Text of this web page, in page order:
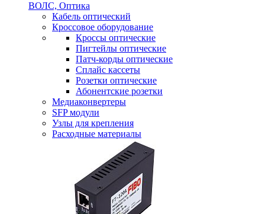
ВОЛС, Оптика
Кабель оптический
Кроссовое оборудование
Кроссы оптические
Пигтейлы оптические
Патч-корды оптические
Сплайс кассеты
Розетки оптические
Абонентские розетки
Медиаконвертеры
SFP модули
Узлы для крепления
Расходные материалы